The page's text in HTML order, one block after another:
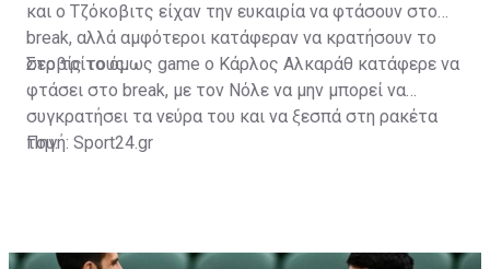
και ο Τζόκοβιτς είχαν την ευκαιρία να φτάσουν στο
break, αλλά αμφότεροι κατάφεραν να κρατήσουν το
σερβίς τους.
Στο τρίτο όμως game ο Κάρλος Αλκαράθ κατάφερε να
φτάσει στο break, με τον Νόλε να μην μπορεί να
συγκρατήσει τα νεύρα του και να ξεσπά στη ρακέτα
του.
Πηγή: Sport24.gr